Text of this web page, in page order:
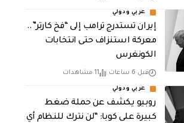
عربي ودولي
إيران تستدرج ترامب إلى “فخ كارتر”..
معركة استنزاف حتى انتخابات
الكونغرس
قبل 6 ساعات 11 مشاهدات
عربي ودولي
روبيو يكشف عن حملة ضغط
كبيرة على كوبا: “لن نترك للنظام أي